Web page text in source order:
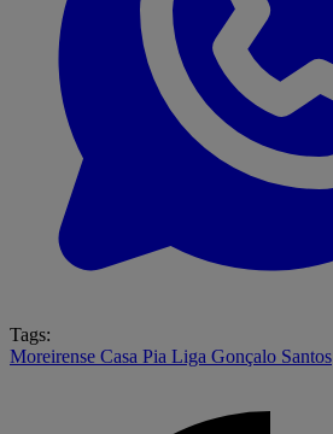
Tags:
Moreirense Casa Pia Liga Gonçalo Santos